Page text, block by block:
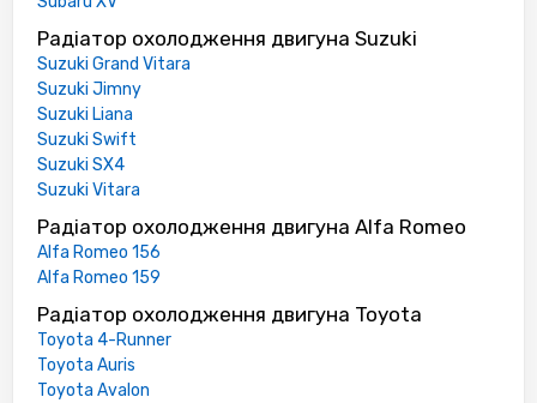
Радіатор охолодження двигуна Suzuki
Suzuki Grand Vitara
Suzuki Jimny
Suzuki Liana
Suzuki Swift
Suzuki SX4
Suzuki Vitara
Радіатор охолодження двигуна Alfa Romeo
Alfa Romeo 156
Alfa Romeo 159
Радіатор охолодження двигуна Toyota
Toyota 4-Runner
Toyota Auris
Toyota Avalon